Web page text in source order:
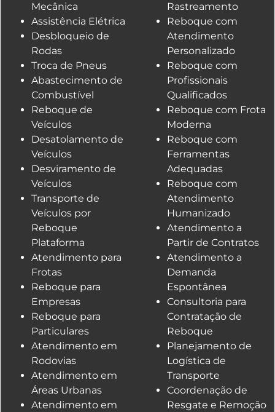
Mecânica
Assistência Elétrica
Desbloqueio de
Rodas
Troca de Pneus
Abastecimento de
Combustível
Reboque de
Veículos
Desatolamento de
Veículos
Desviramento de
Veículos
Transporte de
Veículos por
Reboque
Plataforma
Atendimento para
Frotas
Reboque para
Empresas
Reboque para
Particulares
Atendimento em
Rodovias
Atendimento em
Áreas Urbanas
Atendimento em
Rastreamento
Reboque com
Atendimento
Personalizado
Reboque com
Profissionais
Qualificados
Reboque com Frota
Moderna
Reboque com
Ferramentas
Adequadas
Reboque com
Atendimento
Humanizado
Atendimento a
Partir de Contratos
Atendimento a
Demanda
Espontânea
Consultoria para
Contratação de
Reboque
Planejamento de
Logística de
Transporte
Coordenação de
Resgate e Remoção